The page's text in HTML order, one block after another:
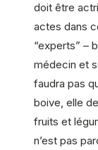
doit être
actes dans
“experts” –
médecin et
faudra pas
boive, elle
fruits et
n’est pas